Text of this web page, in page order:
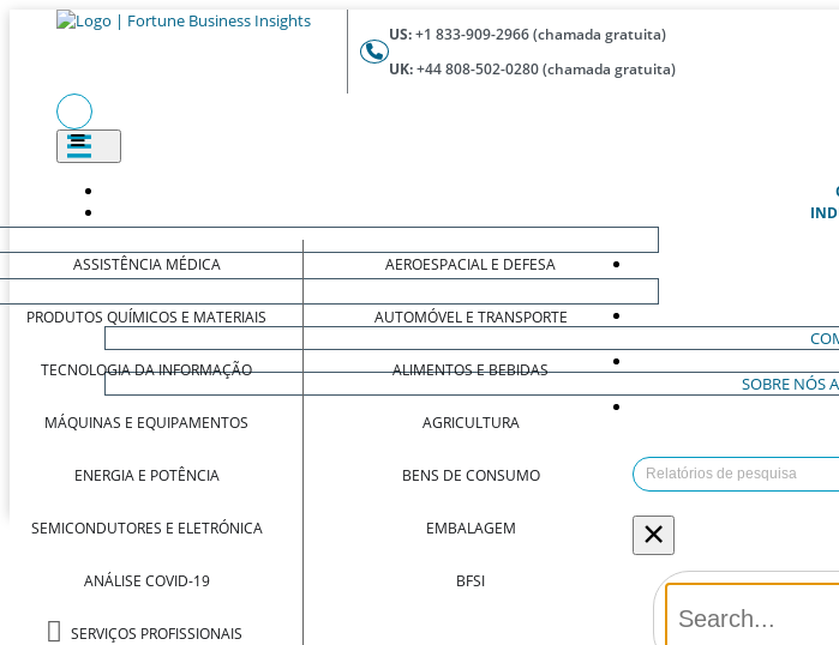
US:+1 833-909-2966 (chamada gratuita)
UK:+44 808-502-0280 (chamada gratuita)
ASSISTÊNCIA MÉDICA
PRODUTOS QUÍMICOS E MATERIAIS
TECNOLOGIA DA INFORMAÇÃO
MÁQUINAS E EQUIPAMENTOS
ENERGIA E POTÊNCIA
SEMICONDUTORES E ELETRÓNICA
ANÁLISE COVID-19
SERVIÇOS PROFISSIONAIS
AEROESPACIAL E DEFESA
AUTOMÓVEL E TRANSPORTE
ALIMENTOS E BEBIDAS
AGRICULTURA
BENS DE CONSUMO
EMBALAGEM
BFSI
SOBRE NÓS
×